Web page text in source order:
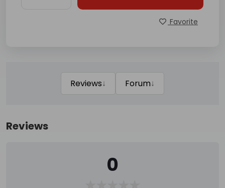
Favorite
Reviews↓ Forum↓
Reviews
0